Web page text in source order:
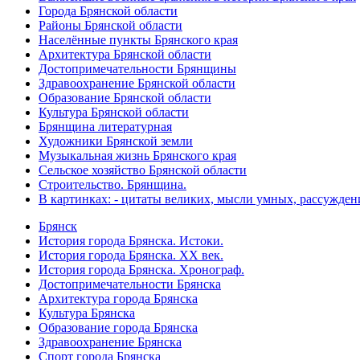
Города Брянской области
Районы Брянской области
Населённые пункты Брянского края
Архитектура Брянской области
Достопримечательности Брянщины
Здравоохранение Брянской области
Образование Брянской области
Культура Брянской области
Брянщина литературная
Художники Брянской земли
Музыкальная жизнь Брянского края
Сельское хозяйство Брянской области
Строительство. Брянщина.
В картинках: - цитаты великих, мысли умных,
Брянск
История города Брянска. Истоки.
История города Брянска. XX век.
История города Брянска. Хронограф.
Достопримечательности Брянска
Архитектура города Брянска
Культура Брянска
Образование города Брянска
Здравоохранение Брянска
Спорт города Брянска